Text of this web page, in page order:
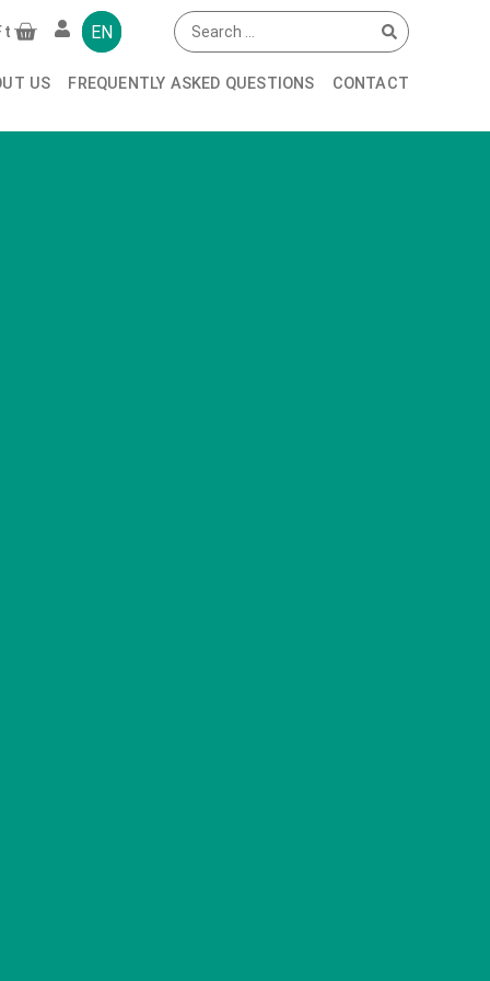
EN
US FREQUENTLY ASKED QUESTIONS CONTACT